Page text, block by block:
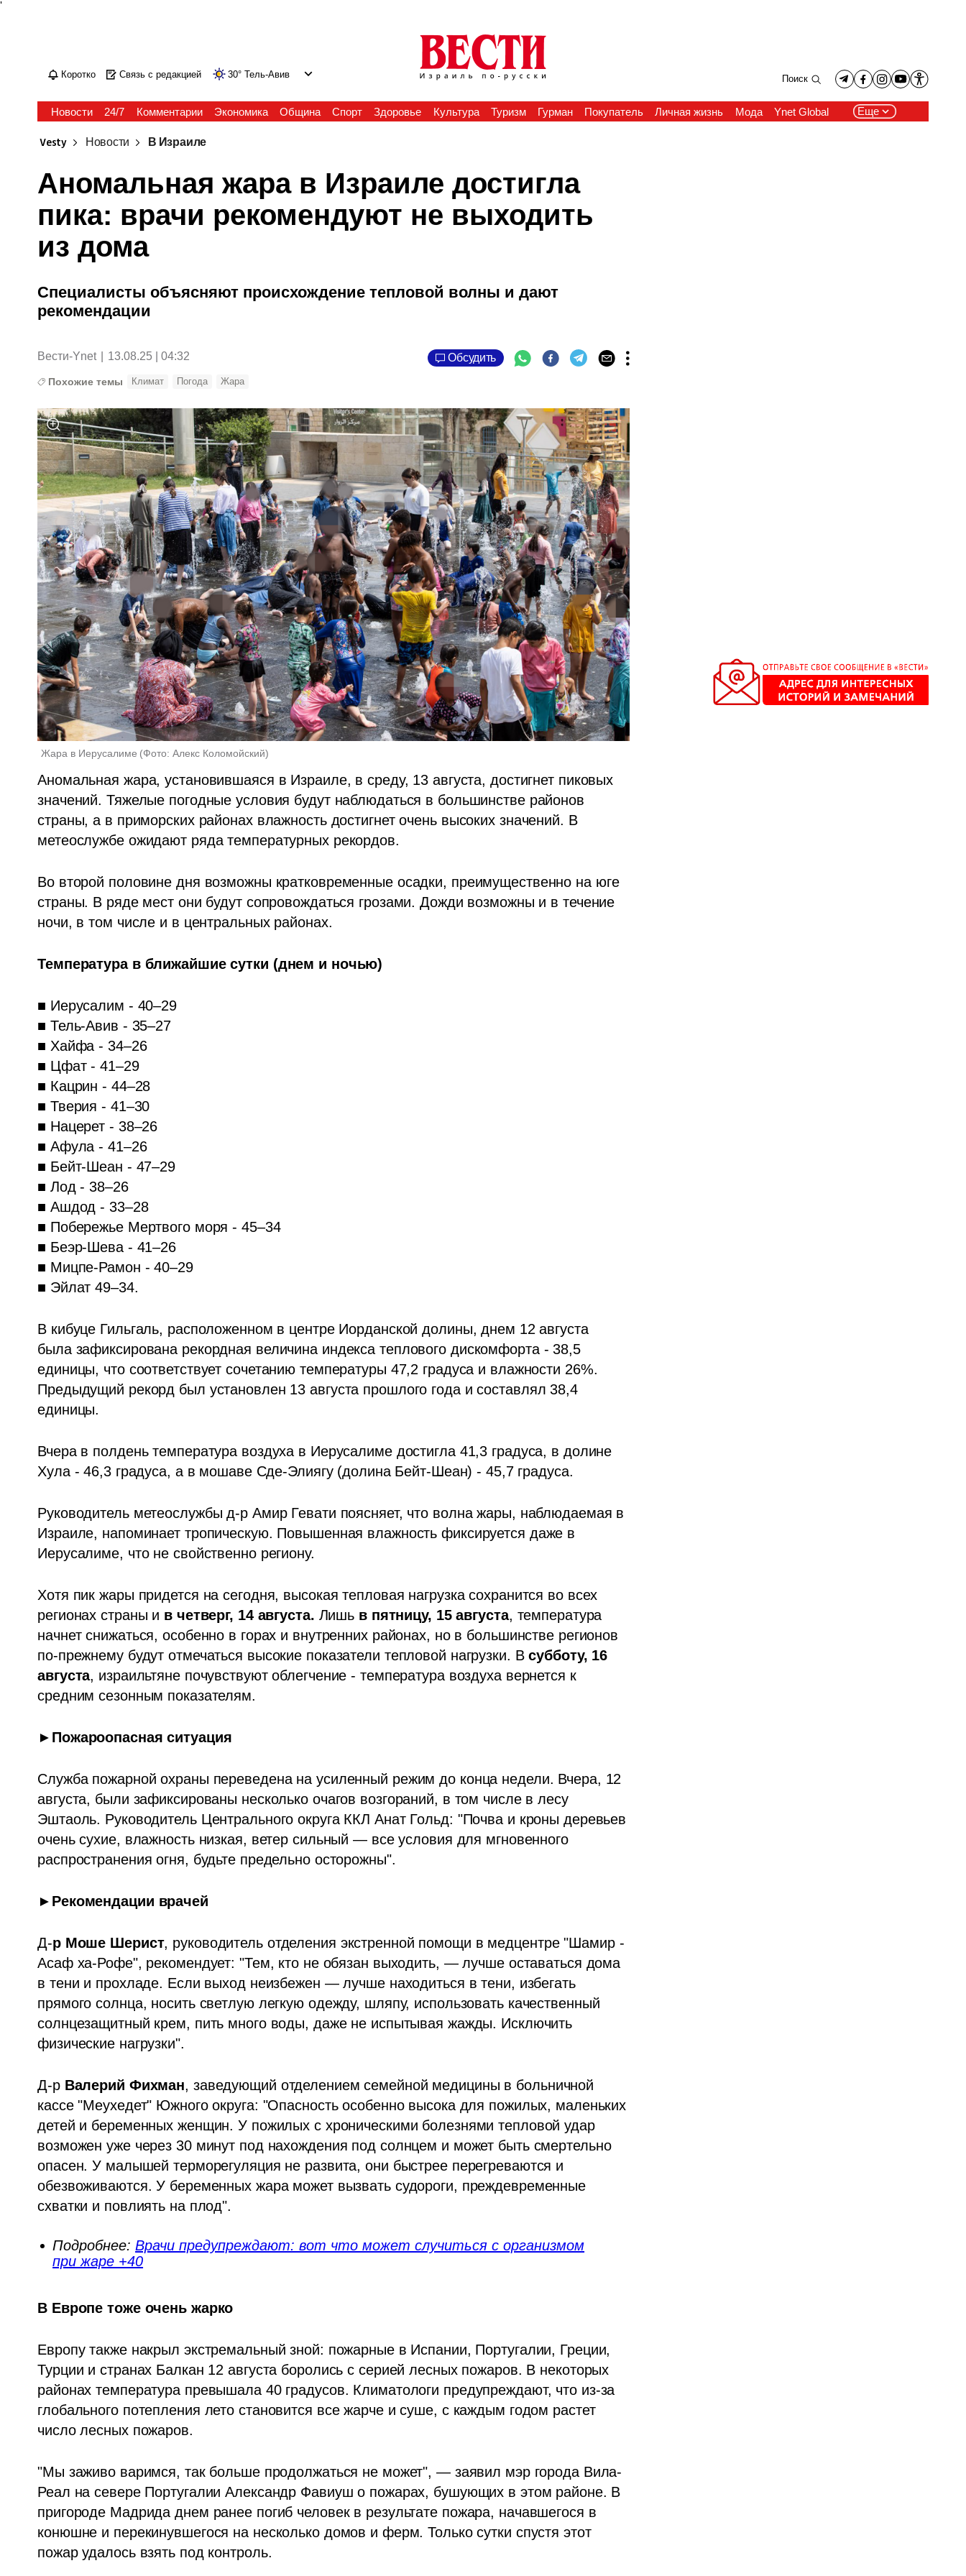
'
Коротко Связь с редакцией 30° Тель-Авив Поиск
Новости 24/7 Комментарии Экономика Община Спорт Здоровье Культура Туризм Гурман Покупатель Личная жизнь Мода Ynet Global Еще
Vesty Новости В Израиле
Аномальная жара в Израиле достигла
пика: врачи рекомендуют не выходить
из дома
Специалисты объясняют происхождение тепловой волны и дают
рекомендации
Вести-Ynet 13.08.25 | 04:32 Обсудить
Похожие темы Климат Погода Жара
Жара в Иерусалиме (Фото: Алекс Коломойский)
Аномальная жара, установившаяся в Израиле, в среду, 13 августа, достигнет пиковых
значений. Тяжелые погодные условия будут наблюдаться в большинстве районов
страны, а в приморских районах влажность достигнет очень высоких значений. В
метеослужбе ожидают ряда температурных рекордов.
Во второй половине дня возможны кратковременные осадки, преимущественно на юге
страны. В ряде мест они будут сопровождаться грозами. Дожди возможны и в течение
ночи, в том числе и в центральных районах.
Температура в ближайшие сутки (днем и ночью)
■ Иерусалим - 40–29
■ Тель-Авив - 35–27
■ Хайфа - 34–26
■ Цфат - 41–29
■ Кацрин - 44–28
■ Тверия - 41–30
■ Нацерет - 38–26
■ Афула - 41–26
■ Бейт-Шеан - 47–29
■ Лод - 38–26
■ Ашдод - 33–28
■ Побережье Мертвого моря - 45–34
■ Беэр-Шева - 41–26
■ Мицпе-Рамон - 40–29
■ Эйлат 49–34.
В кибуце Гильгаль, расположенном в центре Иорданской долины, днем 12 августа
была зафиксирована рекордная величина индекса теплового дискомфорта - 38,5
единицы, что соответствует сочетанию температуры 47,2 градуса и влажности 26%.
Предыдущий рекорд был установлен 13 августа прошлого года и составлял 38,4
единицы.
Вчера в полдень температура воздуха в Иерусалиме достигла 41,3 градуса, в долине
Хула - 46,3 градуса, а в мошаве Сде-Элиягу (долина Бейт-Шеан) - 45,7 градуса.
Руководитель метеослужбы д-р Амир Гевати поясняет, что волна жары, наблюдаемая в
Израиле, напоминает тропическую. Повышенная влажность фиксируется даже в
Иерусалиме, что не свойственно региону.
Хотя пик жары придется на сегодня, высокая тепловая нагрузка сохранится во всех
регионах страны и в четверг, 14 августа. Лишь в пятницу, 15 августа, температура
начнет снижаться, особенно в горах и внутренних районах, но в большинстве регионов
по-прежнему будут отмечаться высокие показатели тепловой нагрузки. В субботу, 16
августа, израильтяне почувствуют облегчение - температура воздуха вернется к
средним сезонным показателям.
►Пожароопасная ситуация
Служба пожарной охраны переведена на усиленный режим до конца недели. Вчера, 12
августа, были зафиксированы несколько очагов возгораний, в том числе в лесу
Эштаоль. Руководитель Центрального округа ККЛ Анат Гольд: "Почва и кроны деревьев
очень сухие, влажность низкая, ветер сильный — все условия для мгновенного
распространения огня, будьте предельно осторожны".
►Рекомендации врачей
Д-р Моше Шерист, руководитель отделения экстренной помощи в медцентре "Шамир -
Асаф ха-Рофе", рекомендует: "Тем, кто не обязан выходить, — лучше оставаться дома
в тени и прохладе. Если выход неизбежен — лучше находиться в тени, избегать
прямого солнца, носить светлую легкую одежду, шляпу, использовать качественный
солнцезащитный крем, пить много воды, даже не испытывая жажды. Исключить
физические нагрузки".
Д-р Валерий Фихман, заведующий отделением семейной медицины в больничной
кассе "Меухедет" Южного округа: "Опасность особенно высока для пожилых, маленьких
детей и беременных женщин. У пожилых с хроническими болезнями тепловой удар
возможен уже через 30 минут под нахождения под солнцем и может быть смертельно
опасен. У малышей терморегуляция не развита, они быстрее перегреваются и
обезвоживаются. У беременных жара может вызвать судороги, преждевременные
схватки и повлиять на плод".
Подробнее:Врачи предупреждают: вот что может случиться с организмом
при жаре +40
В Европе тоже очень жарко
Европу также накрыл экстремальный зной: пожарные в Испании, Португалии, Греции,
Турции и странах Балкан 12 августа боролись с серией лесных пожаров. В некоторых
районах температура превышала 40 градусов. Климатологи предупреждают, что из-за
глобального потепления лето становится все жарче и суше, с каждым годом растет
число лесных пожаров.
"Мы заживо варимся, так больше продолжаться не может", — заявил мэр города Вила-
Реал на севере Португалии Александр Фавиуш о пожарах, бушующих в этом районе. В
пригороде Мадрида днем ранее погиб человек в результате пожара, начавшегося в
конюшне и перекинувшегося на несколько домов и ферм. Только сутки спустя этот
пожар удалось взять под контроль.